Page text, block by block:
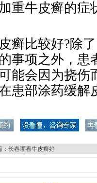
重牛皮癣的症
癣比较好?除
事项之外，患
能会因为挠伤
患部涂药缓解
长春哪看牛皮癣好